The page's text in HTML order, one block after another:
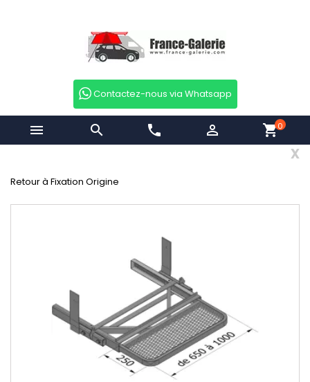
Contactez-nous via Whatsapp
  phone  shopping_cart0
x
Retour à Fixation Origine